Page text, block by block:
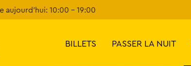
aujourd'hui: 10:00 - 19:00
BILLETS PASSER LA NUIT